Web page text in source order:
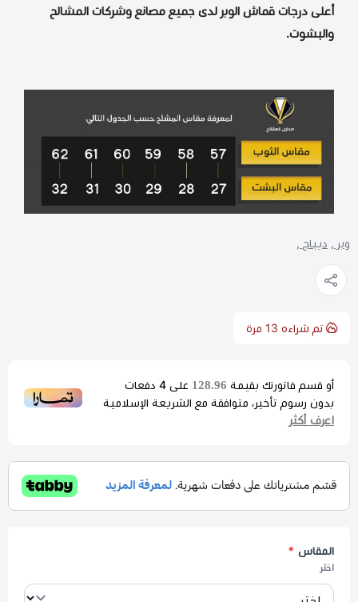
أعلى درجات قماش الوبر لدى جميع مصانع وشركات المشالح
والبشوت.
وبر , ديباج ,
تم شراءه 13 مرة
أو قسم فاتورتك بقيمة 128.96 على 4 دفعات
بدون رسوم تأخير، متوافقة مع الشريعة الإسلامية
اعرف أكثر
المقاس *
اختر